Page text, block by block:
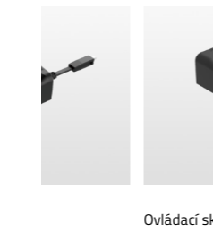
Ovládací skříňka NB02